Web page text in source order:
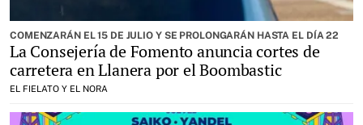
COMENZARÁN EL 15 DE JULIO Y SE PROLONGARÁN HASTA EL DÍA 22
La Consejería de Fomento anuncia cortes de
carretera en Llanera por el Boombastic
EL FIELATO Y EL NORA